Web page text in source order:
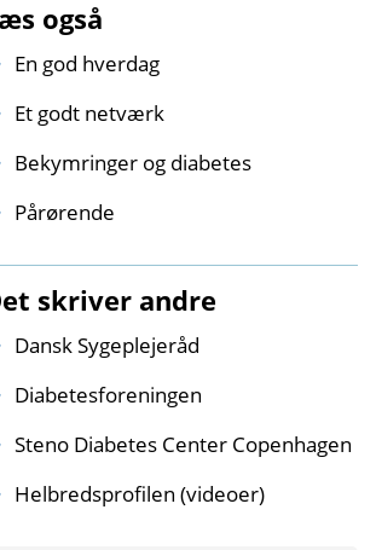
også
En god hverdag
Et godt netværk
Bekymringer og diabetes
Pårørende
skriver andre
Dansk Sygeplejeråd
Diabetesforeningen
Steno Diabetes Center Copenhagen
Helbredsprofilen (videoer)